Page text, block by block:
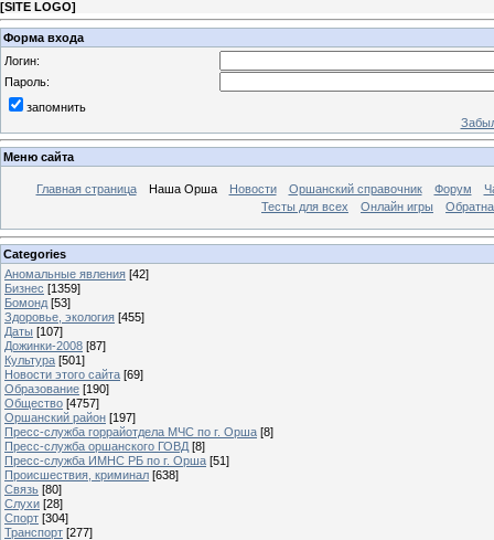
[SITE LOGO]
Форма входа
Логин:
Пароль:
запомнить
Меню сайта
Главная страница Наша Орша Новости Оршанский справочник Форум
Тесты для всех
Онлайн игры
Categories
Аномальные явления [42]
Бизнес [1359]
Бомонд [53]
Здоровье, экология [455]
Даты [107]
Дожинки-2008 [87]
Культура [501]
Новости этого сайта [69]
Образование [190]
Общество [4757]
Оршанский район [197]
Пресс-служба горрайотдела МЧС по г. Орша [8]
Пресс-служба оршанского ГОВД [8]
Пресс-служба ИМНС РБ по г. Орша [51]
Проиcшествия, криминал [638]
Связь [80]
Слухи [28]
Спорт [304]
Транспорт [277]